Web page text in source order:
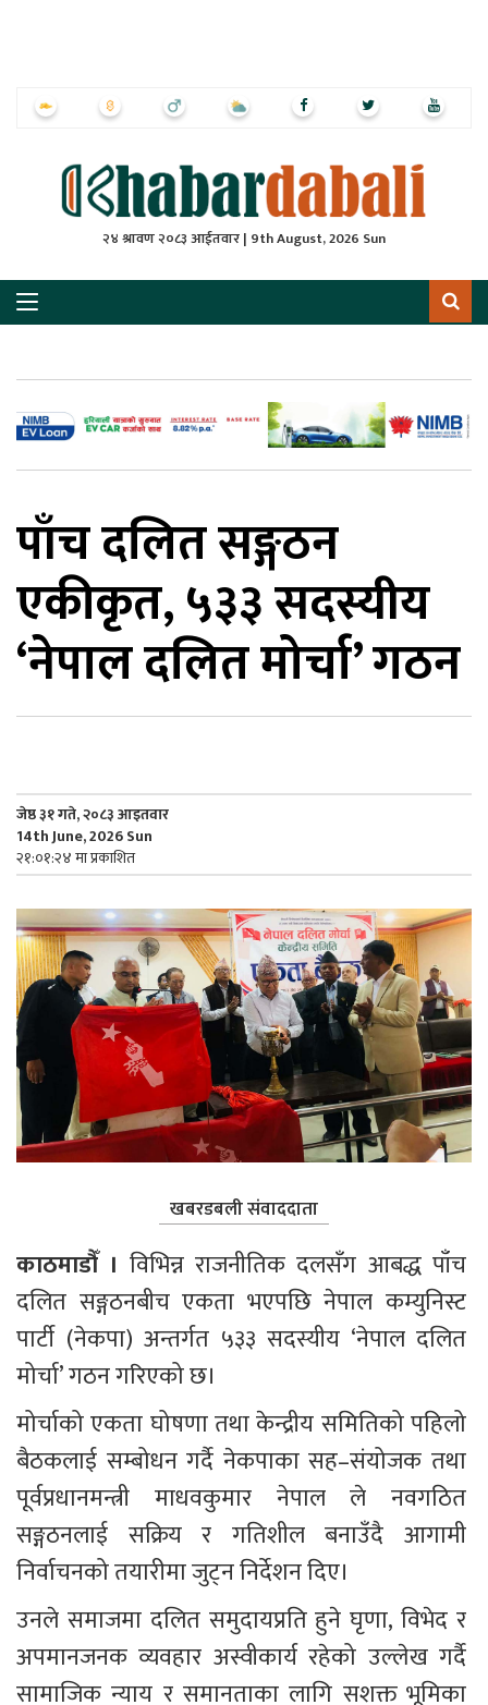
२४ श्रावण २०८३ आईतवार | 9th August, 2026 Sun
पाँच दलित सङ्गठन
एकीकृत, ५३३ सदस्यीय
‘नेपाल दलित मोर्चा’ गठन
जेष्ठ ३१ गते, २०८३ आइतवार
14th June, 2026 Sun
२१:०१:२४ मा प्रकाशित
खबरडबली संवाददाता
काठमाडौँ । विभिन्न राजनीतिक दलसँग आबद्ध पाँच
दलित सङ्गठनबीच एकता भएपछि नेपाल कम्युनिस्ट
पार्टी (नेकपा) अन्तर्गत ५३३ सदस्यीय ‘नेपाल दलित
मोर्चा’ गठन गरिएको छ।
मोर्चाको एकता घोषणा तथा केन्द्रीय समितिको पहिलो
बैठकलाई सम्बोधन गर्दै नेकपाका सह–संयोजक तथा
पूर्वप्रधानमन्त्री माधवकुमार नेपाल ले नवगठित
सङ्गठनलाई सक्रिय र गतिशील बनाउँदै आगामी
निर्वाचनको तयारीमा जुट्न निर्देशन दिए।
उनले समाजमा दलित समुदायप्रति हुने घृणा, विभेद र
अपमानजनक व्यवहार अस्वीकार्य रहेको उल्लेख गर्दै
सामाजिक न्याय र समानताका लागि सशक्त भूमिका